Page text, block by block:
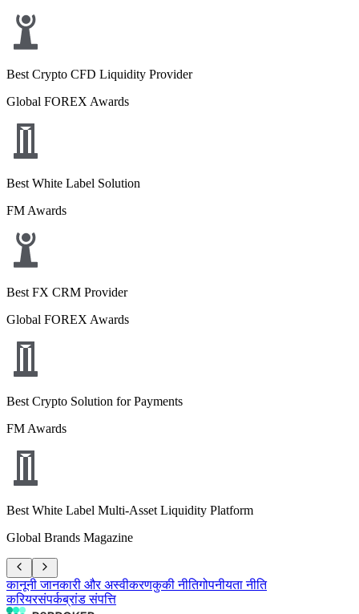
Best Crypto CFD Liquidity Provider
Global FOREX Awards
Best White Label Solution
FM Awards
Best FX CRM Provider
Global FOREX Awards
Best Crypto Solution for Payments
FM Awards
Best White Label Multi-Asset Liquidity Platform
Global Brands Magazine
कानूनी जानकारी और अस्वीकरणकुकी नीतिगोपनीयता नीति
करियरसंपर्कब्रांड संपत्ति